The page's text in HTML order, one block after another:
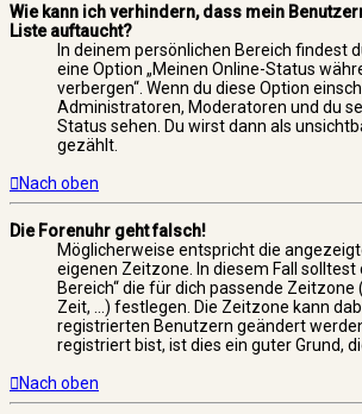
Wie kann ich verhindern, dass mein
Liste auftaucht?
In deinem persönlichen Bereich findest
eine Option „Meinen Online-Status
verbergen“. Wenn du diese Option
Administratoren, Moderatoren und du
Status sehen. Du wirst dann als
gezählt.
Nach oben
Die Forenuhr geht falsch!
Möglicherweise entspricht die
eigenen Zeitzone. In diesem Fall solltest
Bereich“ die für dich passende
Zeit, ...) festlegen. Die Zeitzone kann
registrierten Benutzern geändert
registriert bist, ist dies ein guter Grund,
Nach oben